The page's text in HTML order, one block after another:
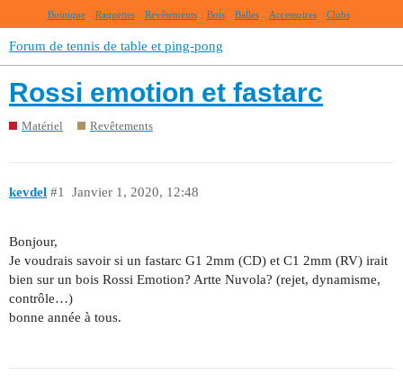
Boutique Raquettes Revêtements Bois Balles Accessoires Clubs
Forum de tennis de table et ping-pong
Rossi emotion et fastarc
Matériel Revêtements
kevdel Janvier 1, 2020, 12:48
#1
Bonjour,
Je voudrais savoir si un fastarc G1 2mm (CD) et C1 2mm (RV) irait
bien sur un bois Rossi Emotion? Artte Nuvola? (rejet, dynamisme,
contrôle…)
bonne année à tous.